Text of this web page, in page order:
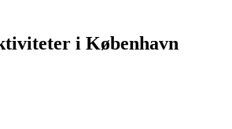
i København